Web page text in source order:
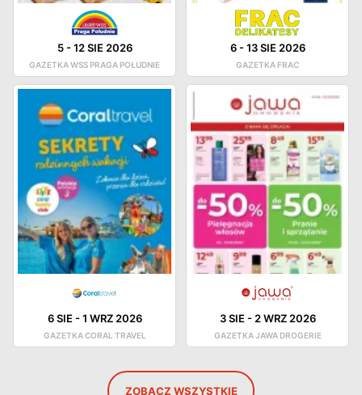
5-12 SIE 2026
GAZETKA WSS PRAGA POŁUDNIE
6-13 SIE 2026
GAZETKA FRAC
6 SIE-1 WRZ 2026
GAZETKA CORAL TRAVEL
3 SIE-2 WRZ 2026
GAZETKA JAWA DROGERIE
ZOBACZ WSZYSTKIE